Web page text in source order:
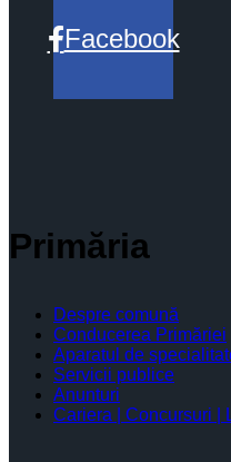
Facebook
Primăria
Despre comună
Conducerea Primăriei
Aparatul de
Servicii publice
Anunturi
Cariera | Concursuri |